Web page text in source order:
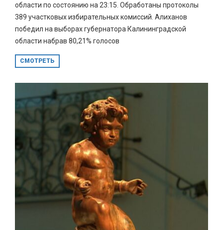
области по состоянию на 23:15. Обработаны протоколы
389 участковых избирательных комиссий. Алиханов
победил на выборах губернатора Калининградской
области набрав 80,21% голосов
СМОТРЕТЬ